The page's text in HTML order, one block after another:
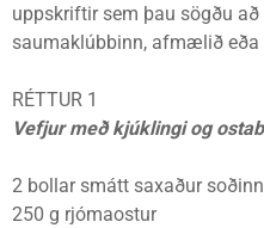
uppskriftir sem þau sögðu
saumaklúbbinn, afmælið eða
RÉTTUR 1
Vefjur með kjúklingi og
2 bollar smátt saxaður
250 g rjómaostur